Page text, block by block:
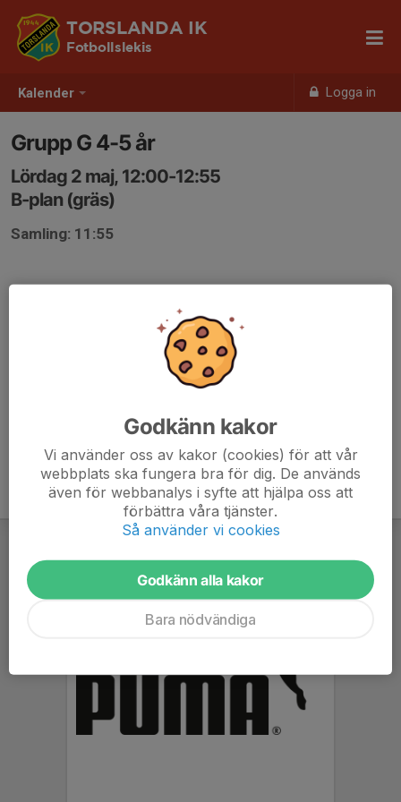
Kalender Logga in
TORSLANDA IK
Fotbollslekis
Grupp G 4-5 år
Lördag 2 maj, 12:00-12:55
B-plan (gräs)
Samling: 11:55
Godkänn kakor
Vi använder oss av kakor (cookies) för att vår
webbplats ska fungera bra för dig. De används
även för webbanalys i syfte att hjälpa oss att
förbättra våra tjänster.
Så använder vi cookies
Godkänn alla kakor
Bara nödvändiga